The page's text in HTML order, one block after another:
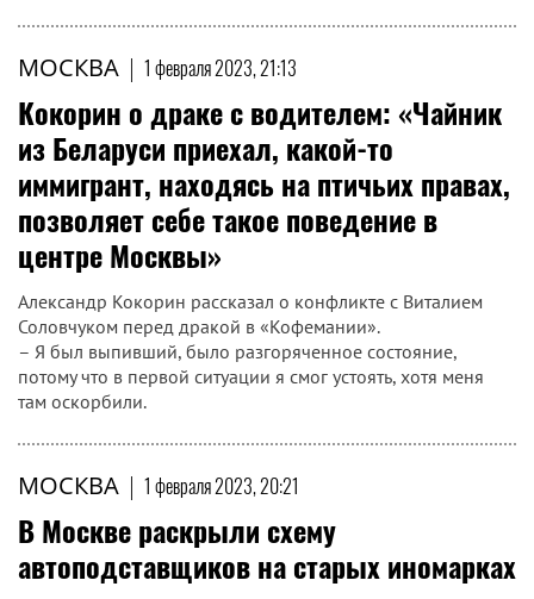
МОСКВА | 1 февраля 2023, 21:13
Кокорин о драке с водителем: «Чайник
из Беларуси приехал, какой-то
иммигрант, находясь на птичьих правах,
позволяет себе такое поведение в
центре Москвы»
Александр Кокорин рассказал о конфликте с Виталием
Соловчуком перед дракой в «Кофемании».
– Я был выпивший, было разгоряченное состояние,
потому что в первой ситуации я смог устоять, хотя меня
там оскорбили.
МОСКВА | 1 февраля 2023, 20:21
В Москве раскрыли схему
автоподставщиков на старых иномарках